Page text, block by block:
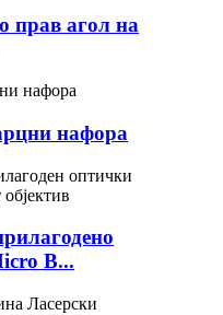
прав агол на
нафора
B...